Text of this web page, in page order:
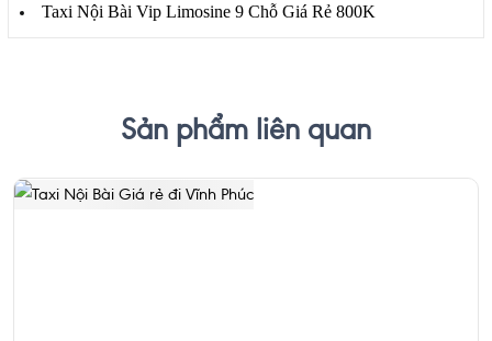
Taxi Nội Bài Vip Limosine 9 Chỗ Giá Rẻ 800K
Sản phẩm liên quan